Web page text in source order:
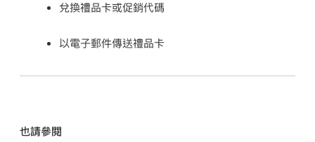
兌換禮品卡或促銷代碼
以電子郵件傳送禮品卡
也請參閱